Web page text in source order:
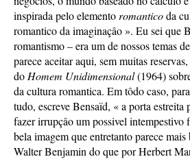
inspirada pelo elemento romanticoda
romantico da imaginaçâo ». Eu sei que
romantismo – era um de nossos temas
parece aceitar aqui, sem muitas
do Homem Unidimensional(1964)
da cultura romantica. Em tôdo caso,
tudo, escreve Bensaïd, « a porta estreita
fazer irrupçâo um possivel intempestivo
bela imagem que entretanto parece
Walter Benjamin do que por Herbert